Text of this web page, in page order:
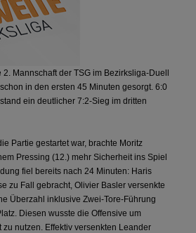
Mannschaft der TSG im Bezirksliga-Duell
in den ersten 45 Minuten gesorgt. 6:0
ein deutlicher 7:2-Sieg im dritten
Partie gestartet war, brachte Moritz
Pressing (12.) mehr Sicherheit ins Spiel
fiel bereits nach 24 Minuten: Haris
zu Fall gebracht, Olivier Basler versenkte
Überzahl inklusive Zwei-Tore-Führung
Diesen wusste die Offensive um
nutzen. Effektiv versenkten Leander